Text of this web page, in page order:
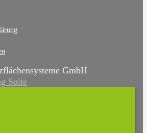
GmbH
Suite